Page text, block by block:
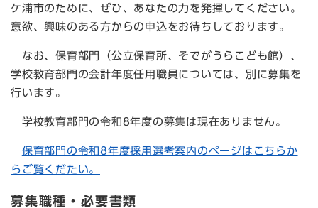
ケ浦市のために、ぜひ、あなたの力を発揮してください。
意欲、興味のある方からの申込をお待ちしております。
なお、保育部門（公立保育所、そでがうらこども館）、
学校教育部門の会計年度任用職員については、別に募集を
行います。
学校教育部門の令和8年度の募集は現在ありません。
保育部門の令和8年度採用選考案内のページはこちらか
らご覧くだたい。
募集職種・必要書類